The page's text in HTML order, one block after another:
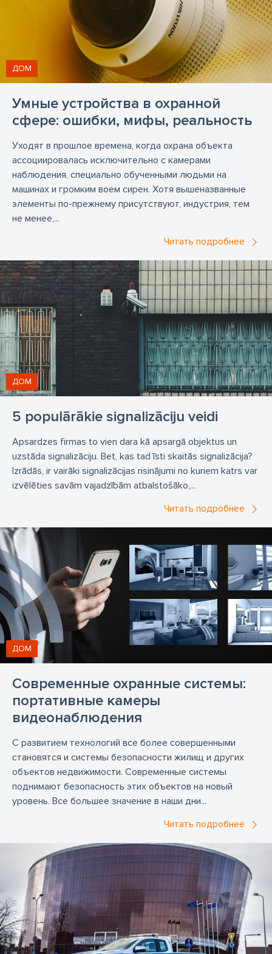
Умные устройства в охранной
сфере: ошибки, мифы, реальность
ДОМ
Уходят в прошлое времена, когда охрана объекта
ассоциировалась исключительно с камерами
наблюдения, специально обученными людьми на
машинах и громким воем сирен. Хотя вышеназванные
элементы по-прежнему присутствуют, индустрия, тем
не менее,...
Читать подробнее
5 populārākie signalizāciju veidi
ДОМ
Apsardzes firmas to vien dara kā apsargā objektus un
uzstāda signalizāciju. Bet, kas tad īsti skaitās signalizācija?
Izrādās, ir vairāki signalizācijas risinājumi no kuriem katrs var
izvēlēties savām vajadzībām atbalstošāko,...
Читать подробнее
Современные охранные системы:
портативные камеры
видеонаблюдения
ДОМ
С развитием технологий все более совершенными
становятся и системы безопасности жилищ и других
объектов недвижимости. Современные системы
поднимают безопасность этих объектов на новый
уровень. Все большее значение в наши дни...
Читать подробнее